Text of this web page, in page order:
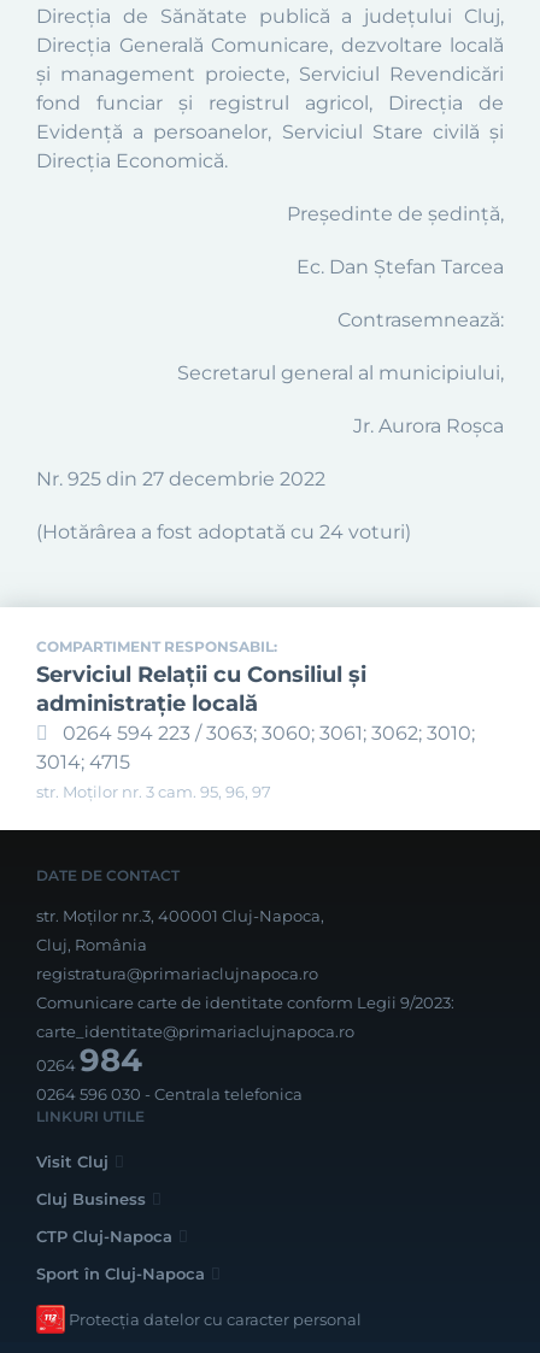
Direcţia de Sănătate publică a județului Cluj,
Direcția Generală Comunicare, dezvoltare locală
și management proiecte, Serviciul Revendicări
fond funciar şi registrul agricol, Direcţia de
Evidenţă a persoanelor, Serviciul Stare civilă şi
Direcţia Economică.
Președinte de ședință,
Ec. Dan Ștefan Tarcea
Contrasemnează:
Secretarul general al municipiului,
Jr. Aurora Roşca
Nr. 925 din 27 decembrie 2022
(Hotărârea a fost adoptată cu 24 voturi)
COMPARTIMENT RESPONSABIL:
Serviciul Relaţii cu Consiliul şi
administraţie locală
0264 594 223 / 3063; 3060; 3061; 3062; 3010;
3014; 4715
str. Moților nr. 3 cam. 95, 96, 97
DATE DE CONTACT
str. Moților nr.3, 400001 Cluj-Napoca,
Cluj, România
registratura@primariaclujnapoca.ro
Comunicare carte de identitate conform Legii 9/2023:
carte_identitate@primariaclujnapoca.ro
0264984
0264 596 030 - Centrala telefonica
LINKURI UTILE
Visit Cluj
Cluj Business
CTP Cluj-Napoca
Sport în Cluj-Napoca
Protecția datelor cu caracter personal